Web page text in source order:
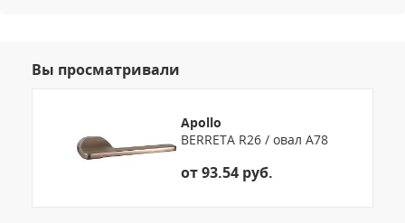
Вы просматривали
Apollo
BERRETA R26 / овал А78
от 93.54 руб.